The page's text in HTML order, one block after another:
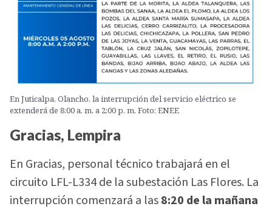
En Juticalpa, Olancho, la interrupción del servicio eléctrico se
extenderá de 8:00 a. m. a 2:00 p. m. Foto: ENEE
Gracias, Lempira
En Gracias, personal técnico trabajará en el
circuito LFL-L334 de la subestación Las Flores. La
interrupción comenzará a las8:20 de la mañana